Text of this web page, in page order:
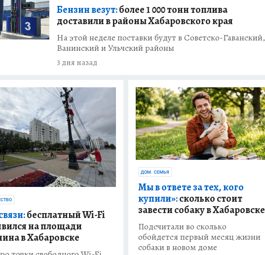
Бензин везут:более 1 000 тонн топлива
доставили в районы Хабаровского края
На этой неделе поставки будут в Советско-Гаванский,
Ванинский и Ульчский районы
3 дня назад
бесплатный Wi-Fi
на площади
в Хабаровске
ДОМ. СЕМЬЯ
Мы в ответе за тех, кого
купили»:сколько стоит
завести собаку в Хабаровске
Подсчитали во сколько
обойдется первый месяц жизни
собаки в новом доме